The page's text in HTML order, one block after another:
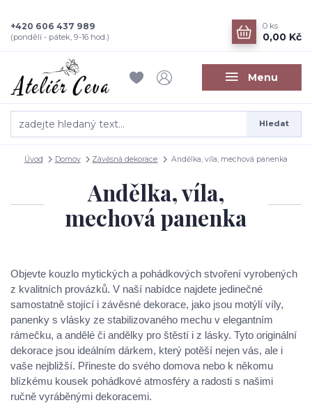
Menu
Hledat
+420 606 437 989
(pondělí - pátek, 9-16 hod.)
0 ks
0,00 Kč
Úvod Domov Závěsná dekorace Andělka, víla, mechová panenka
Andělka, víla,
mechová panenka
Objevte kouzlo mytických a pohádkových stvoření vyrobených
z kvalitních provázků. V naší nabídce najdete jedinečné
samostatně stojící i závěsné dekorace, jako jsou motýlí víly,
panenky s vlásky ze stabilizovaného mechu v elegantním
rámečku, a andělé či andělky pro štěstí i z lásky. Tyto originální
dekorace jsou ideálním dárkem, který potěší nejen vás, ale i
vaše nejbližší. Přineste do svého domova nebo k někomu
blízkému kousek pohádkové atmosféry a radosti s našimi
ručně vyráběnými dekoracemi.